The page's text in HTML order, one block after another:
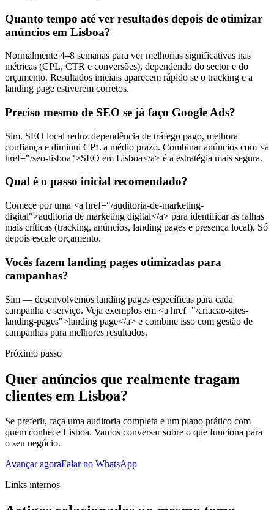
Quanto tempo até ver resultados depois de otimizar
anúncios em Lisboa?
Normalmente 4–8 semanas para ver melhorias significativas nas
métricas (CPL, CTR e conversões), dependendo do sector e do
orçamento. Resultados iniciais aparecem rápido se o tracking e a
landing page estiverem corretos.
Preciso mesmo de SEO se já faço Google Ads?
Sim. SEO local reduz dependência de tráfego pago, melhora
confiança e diminui CPL a médio prazo. Combinar anúncios com <a
href="/seo-lisboa">SEO em Lisboa</a> é a estratégia mais segura.
Qual é o passo inicial recomendado?
Comece por uma <a href="/auditoria-de-marketing-
digital">auditoria de marketing digital</a> para identificar as falhas
mais críticas (tracking, anúncios, landing pages e presença local). Só
depois escale orçamento.
Vocês fazem landing pages otimizadas para
campanhas?
Sim — desenvolvemos landing pages específicas para cada
campanha e serviço. Veja exemplos em <a href="/criacao-sites-
landing-pages">landing page</a> e combine isso com gestão de
campanhas para melhores resultados.
Próximo passo
Quer anúncios que realmente tragam
clientes em Lisboa?
Se preferir, faça uma auditoria completa e um plano prático com
quem conhece Lisboa. Vamos conversar sobre o que funciona para
o seu negócio.
Avançar agoraFalar no WhatsApp
Links internos